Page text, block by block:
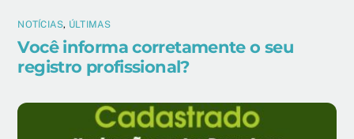
NOTÍCIAS, ÚLTIMAS
Você informa corretamente o seu
registro profissional?